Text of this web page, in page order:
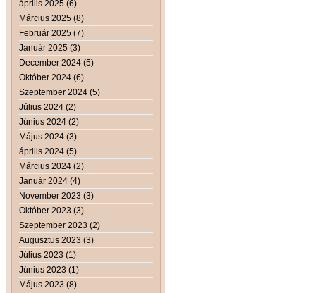
április 2025 (6)
Március 2025 (8)
Február 2025 (7)
Január 2025 (3)
December 2024 (5)
Október 2024 (6)
Szeptember 2024 (5)
Július 2024 (2)
Június 2024 (2)
Május 2024 (3)
április 2024 (5)
Március 2024 (2)
Január 2024 (4)
November 2023 (3)
Október 2023 (3)
Szeptember 2023 (2)
Augusztus 2023 (3)
Július 2023 (1)
Június 2023 (1)
Május 2023 (8)